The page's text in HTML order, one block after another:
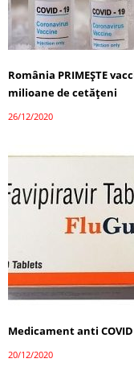
România PRIMEȘTE
milioane de cetățeni
26/12/2020
Medicament anti
20/12/2020